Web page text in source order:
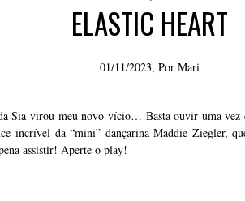
ELASTIC HEART
01/11/2023, Por Mari
Sia virou meu novo vício… Basta ouvir uma vez
incrível da “mini” dançarina Maddie Ziegler,
assistir! Aperte o play!